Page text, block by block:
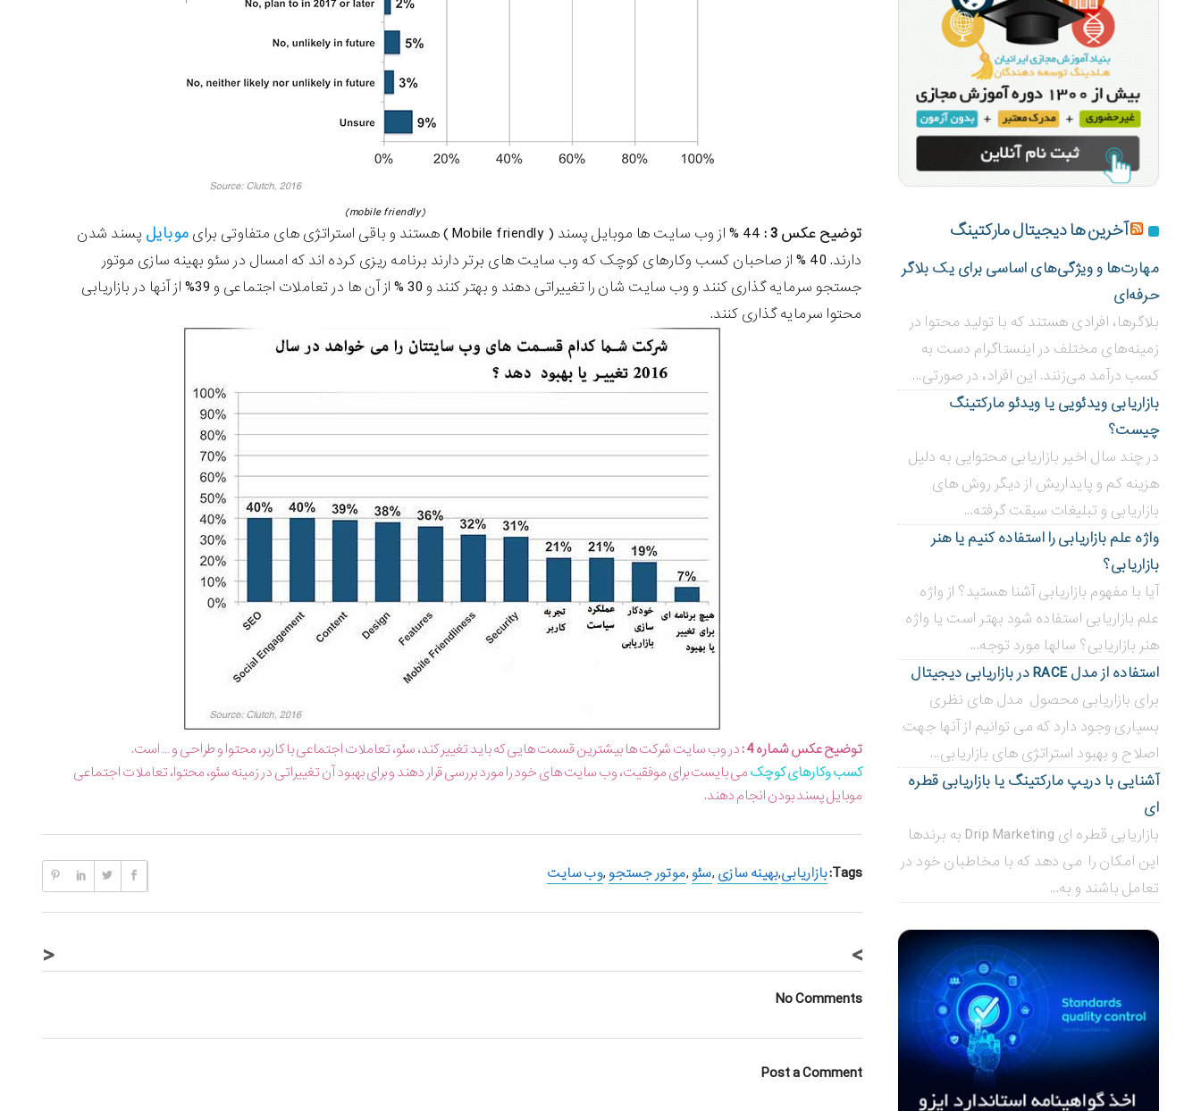
(mobile friendly)
توضیح عکس 3 : موبایل پسند شدن
دارند. 40 % از صاحبان کسب وکارهای کوچک که وب سایت های برتر دارند برنامه ریزی کرده اند که امسال در سئو بهینه سازی موتور
جستجو سرمایه گذاری کنند و وب سایت شان را تغییراتی دهند و بهتر کنند و 30 % از آن ها در تعاملات اجتماعی و 39% از آنها در بازاریابی
محتوا سرمایه گذاری کنند.
توضیح عکس شماره 4 :
در وب سایت شرکت ها بیشترین قسمت هایی که باید تغییر کند، سئو، تعاملات اجتماعی با کاربر، محتوا و طراحی و … است.
کسب وکارهای کوچکمی بایست برای موفقیت، وب سایت های خود را مورد بررسی قرار دهند و برای بهبود آن تغییراتی در زمینه سئو، محتوا، تعاملات اجتماعی
موبایل پسند بودن انجام دهند.
Tags: بازاریابی,بهینه سازی ,سئو ,موتور جستجو ,وب سایت
< >
No Comments
Post a Comment
آخرین ها دیجیتال مارکتینگ
مهارت‌ها و ویژگی‌های اساسی برای یک بلاگر
حرفه‌ای
بلاگر‌ها، افرادی هستند که با تولید محتوا در
زمینه‌های مختلف در اینستاگرام دست به
کسب درآمد می‌زنند. این افراد، در صورتی...
بازاریابی ویدئویی ‌یا ویدئو مارکتینگ
چیست؟
در چند سال اخیر بازاریابی محتوایی به دلیل
هزینه کم و پایداریش از دیگر روش های
بازاریابی و تبلیغات سبقت گرفته...
واژه علم بازاریابی را استفاده کنیم یا هنر
بازاریابی؟
آیا با مفهوم بازاریابی آشنا هستید؟ از واژه
علم بازاریابی استفاده شود بهتر است یا واژه
هنر بازاریابی؟ سالها مورد توجه...
استفاده از مدل RACE در بازاریابی دیجیتال
برای بازاریابی محصول مدل های نظری
بسیاری وجود دارد که می توانیم از آنها جهت
اصلاح و بهبود استراتژی های بازاریابی...
آشنایی با دریپ مارکتینگ یا بازاریابی قطره
ای
بازاریابی قطره ای Drip Marketing به برندها
این امکان را می دهد که با مخاطبان خود در
تعامل باشند و به...